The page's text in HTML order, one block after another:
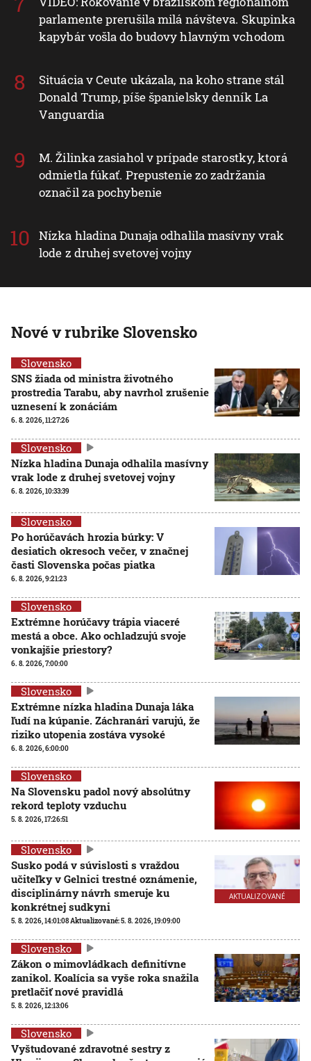
parlamente prerušila milá návšteva. Skupinka
kapybár vošla do budovy hlavným vchodom
Situácia v Ceute ukázala, na koho strane stál
Donald Trump, píše španielsky denník La
Vanguardia
M. Žilinka zasiahol v prípade starostky, ktorá
odmietla fúkať. Prepustenie zo zadržania
označil za pochybenie
Nízka hladina Dunaja odhalila masívny vrak
lode z druhej svetovej vojny
Nové v rubrike Slovensko
Slovensko
SNS žiada od ministra životného
prostredia Tarabu, aby navrhol zrušenie
uznesení k zonáciám
6. 8. 2026, 11:27:26
Slovensko
Nízka hladina Dunaja odhalila masívny
vrak lode z druhej svetovej vojny
6. 8. 2026, 10:33:39
Slovensko
Po horúčavách hrozia búrky: V
desiatich okresoch večer, v značnej
časti Slovenska počas piatka
6. 8. 2026, 9:21:23
Slovensko
Extrémne horúčavy trápia viaceré
mestá a obce. Ako ochladzujú svoje
vonkajšie priestory?
6. 8. 2026, 7:00:00
Slovensko
Extrémne nízka hladina Dunaja láka
ľudí na kúpanie. Záchranári varujú, že
riziko utopenia zostáva vysoké
6. 8. 2026, 6:00:00
Slovensko
Na Slovensku padol nový absolútny
rekord teploty vzduchu
5. 8. 2026, 17:26:51
AKTUALIZOVANÉ
Slovensko
Susko podá v súvislosti s vraždou
učiteľky v Gelnici trestné oznámenie,
disciplinárny návrh smeruje ku
konkrétnej sudkyni
5. 8. 2026, 14:01:08 Aktualizované:5. 8. 2026, 19:09:00
Slovensko
Zákon o mimovládkach definitívne
zanikol. Koalícia sa vyše roka snažila
pretlačiť nové pravidlá
5. 8. 2026, 12:13:06
Slovensko
Vyštudované zdravotné sestry z